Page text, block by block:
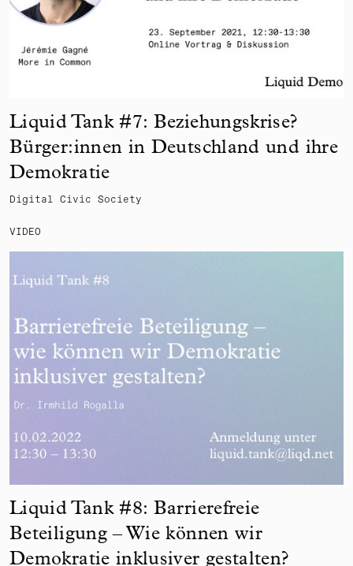
Liquid Tank #7: Beziehungskrise?
Bürger:innen in Deutschland und ihre
Demokratie
Digital Civic Society
VIDEO
Liquid Tank #8: Barrierefreie
Beteiligung – Wie können wir
Demokratie inklusiver gestalten?